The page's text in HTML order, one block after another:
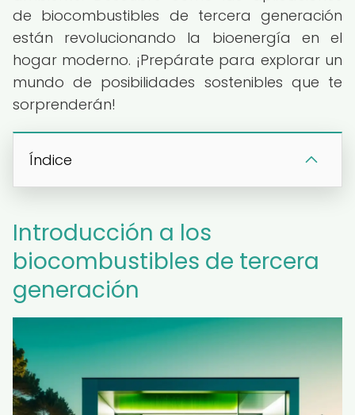
de biocombustibles de tercera generación
están revolucionando la bioenergía en el
hogar moderno. ¡Prepárate para explorar un
mundo de posibilidades sostenibles que te
sorprenderán!
Índice
Introducción a los
biocombustibles de tercera
generación